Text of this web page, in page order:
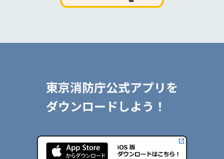
東京消防庁公式アプリを
ダウンロードしよう！